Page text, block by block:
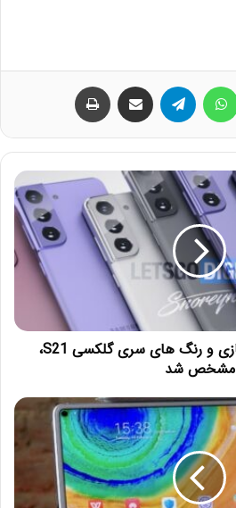
میزان فضای ذخیره سازی و رنگ های سری گلکسی S21،
مشخص شد